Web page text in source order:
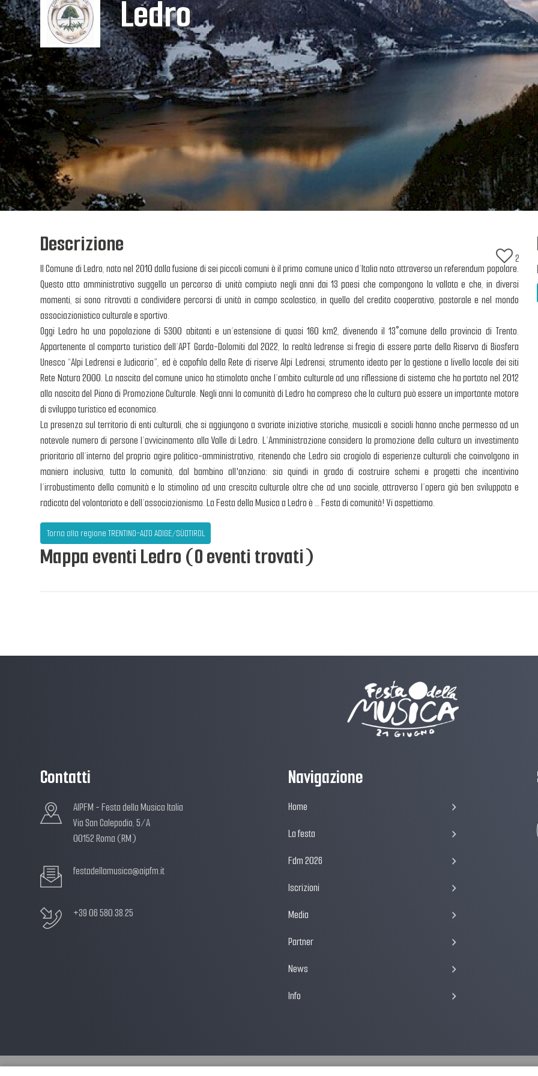
Ledro
Descrizione
2
Il Comune di Ledro, nato nel 2010 dalla fusione di sei piccoli comuni è il primo comune unico d’Italia nato attraverso un referendum popolare.
Questo atto amministrativo suggella un percorso di unità compiuto negli anni dai 13 paesi che compongono la vallata e che, in diversi
momenti, si sono ritrovati a condividere percorsi di unità in campo scolastico, in quello del credito cooperativo, pastorale e nel mondo
associazionistico culturale e sportivo.
Oggi Ledro ha una popolazione di 5300 abitanti e un’estensione di quasi 160 km2, divenendo il 13°comune della provincia di Trento.
Appartenente al comparto turistico dell’APT Garda-Dolomiti dal 2022, la realtà ledrense si fregia di essere parte della Riserva di Biosfera
Unesco “Alpi Ledrensi e Judicaria”, ed è capofila della Rete di riserve Alpi Ledrensi, strumento ideato per la gestione a livello locale dei siti
Rete Natura 2000. La nascita del comune unico ha stimolato anche l’ambito culturale ad una riflessione di sistema che ha portato nel 2012
alla nascita del Piano di Promozione Culturale. Negli anni la comunità di Ledro ha compreso che la cultura può essere un importante motore
di sviluppo turistico ed economico.
La presenza sul territorio di enti culturali, che si aggiungono a svariate iniziative storiche, musicali e sociali hanno anche permesso ad un
notevole numero di persone l’avvicinamento alla Valle di Ledro. L’Amministrazione considera la promozione della cultura un investimento
prioritario all’interno del proprio agire politico-amministrativo, ritenendo che Ledro sia crogiolo di esperienze culturali che coinvolgono in
maniera inclusiva, tutta la comunità, dal bambino all'anziano: sia quindi in grado di costruire schemi e progetti che incentivino
l’irrobustimento della comunità e la stimolino ad una crescita culturale oltre che ad una sociale, attraverso l’opera già ben sviluppata e
radicata del volontariato e dell’associazionismo. La Festa della Musica a Ledro è … Festa di comunità! Vi aspettiamo.
Torna alla regione TRENTINO-ALTO ADIGE/SÜDTIROL
Mappa eventi Ledro (0 eventi trovati)
Contatti
AIPFM - Festa della Musica Italia
Via San Calepodio, 5/A
00152 Roma (RM)
festadellamusica@aipfm.it
+39 06 580.38.25
Navigazione
Home
La festa
Fdm 2026
Iscrizioni
Media
Partner
News
Info